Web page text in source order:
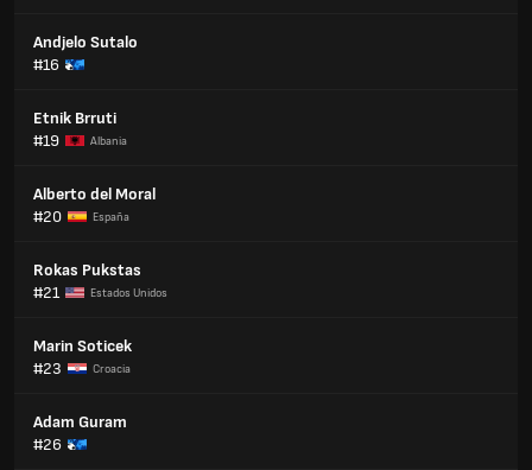
Andjelo Sutalo
#16
Etnik Brruti
#19
Albania
Alberto del Moral
#20
España
Rokas Pukstas
#21
Estados Unidos
Marin Soticek
#23
Croacia
Adam Guram
#26